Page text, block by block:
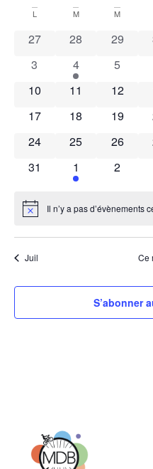
une
Calendrier
de
Évènements
L M M
0 évènements
27 0 évènements
28 0
29
0 évènements
3 1 évènement
4 0
5
0 évènements
10 0 évènements
11 0
12
0 évènements
17 0 évènements
18 0
19
0 évènements
24 0 évènements
25 0
26
0 évènements
31 1 évènement
1 0
2
Notice Il n’y a pas d’évènements
Juil Ce
S’abonner